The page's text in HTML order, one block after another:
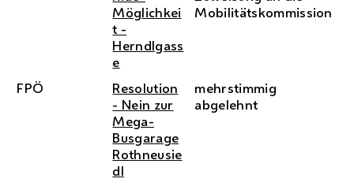
Möglichkei
t -
Herndlgass
e
Mobilitätskommission
FPÖ
Resolution
- Nein zur
Mega-
Busgarage
Rothneusie
dl
mehrstimmig
abgelehnt